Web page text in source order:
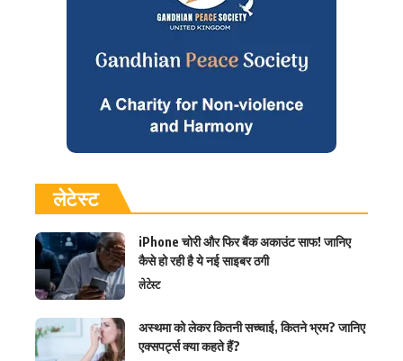
लेटेस्ट
iPhone चोरी और फिर बैंक अकाउंट साफ! जानिए
कैसे हो रही है ये नई साइबर ठगी
लेटेस्ट
अस्थमा को लेकर कितनी सच्चाई, कितने भ्रम? जानिए
एक्सपर्ट्स क्या कहते हैं?